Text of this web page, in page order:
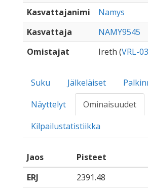
Kasvattajanimi
Namys
Kasvattaja
NAMY9545
Omistajat
Ireth (VRL-
Suku Jälkeläiset
Näyttelyt
Ominaisuudet
Kilpailustatistiikka
Jaos Pisteet
ERJ
2391.48